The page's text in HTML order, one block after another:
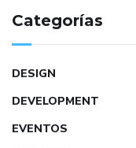
Categorías
DESIGN
DEVELOPMENT
EVENTOS